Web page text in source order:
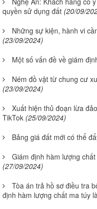
quyền sử dụng đất (20/09/
Những sự kiện, hành vi
(23/09/2024)
Một số vấn đề về giám
Ném đồ vật từ chung cư
(23/09/2024)
Xuất hiện thủ đoạn lừa
TikTok (25/09/2024)
Bảng giá đất mới có thể
Giám định hàm lượng
(27/09/2024)
Tòa án trả hồ sơ điều tra
định hàm lượng chất ma túy